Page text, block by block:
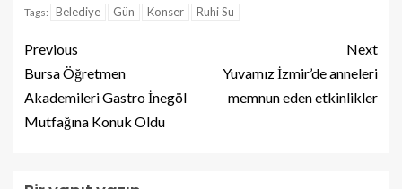
Tags: Belediye Gün Konser Ruhi Su
Previous
Bursa Öğretmen
Akademileri Gastro İnegöl
Mutfağına Konuk Oldu
Next
Yuvamız İzmir’de anneleri
memnun eden etkinlikler